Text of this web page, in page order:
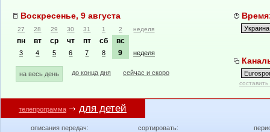
Воскресенье, 9 августа
27 28 29 30 31 1 2 неделя
пн вт ср чт пт сб вс
3 4 5 6 7 8 9 неделя
на весь день до конца дня сейчас и скоро
телепрограмма для детей
описания передач:
сортировать: